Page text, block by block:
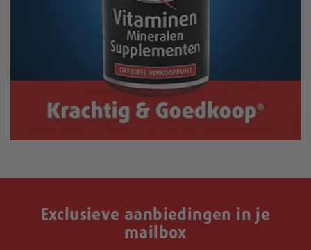
Exclusieve aanbiedingen in je
mailbox